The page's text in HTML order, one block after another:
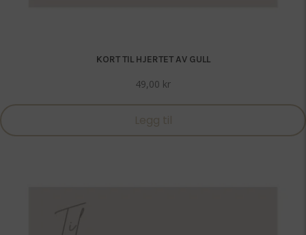
KORT TIL HJERTET AV GULL
49,00 kr
Legg til